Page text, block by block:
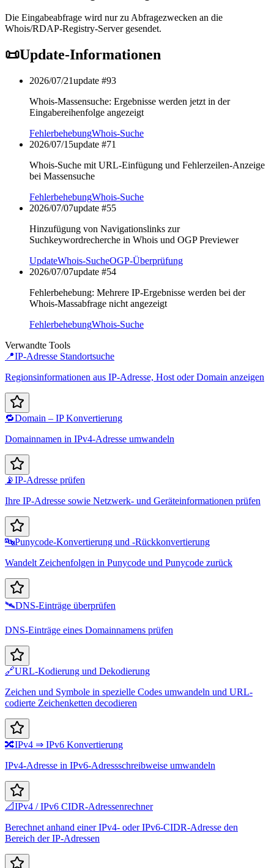
Die Eingabeabfrage wird nur zu Abfragezwecken an die
Whois/RDAP-Registry-Server gesendet.
📜Update-Informationen
2026/07/21update #93
Whois-Massensuche: Ergebnisse werden jetzt in der
Eingabereihenfolge angezeigt
FehlerbehebungWhois-Suche
2026/07/15update #71
Whois-Suche mit URL-Einfügung und Fehlerzeilen-Anzeige
bei Massensuche
FehlerbehebungWhois-Suche
2026/07/07update #55
Hinzufügung von Navigationslinks zur
Suchkeywordrecherche in Whois und OGP Previewer
UpdateWhois-SucheOGP-Überprüfung
2026/07/07update #54
Fehlerbehebung: Mehrere IP-Ergebnisse werden bei der
Whois-Massabfrage nicht angezeigt
FehlerbehebungWhois-Suche
Verwandte Tools
📍IP-Adresse Standortsuche
Regionsinformationen aus IP-Adresse, Host oder Domain anzeigen
🔁Domain – IP Konvertierung
Domainnamen in IPv4-Adresse umwandeln
📡IP-Adresse prüfen
Ihre IP-Adresse sowie Netzwerk- und Geräteinformationen prüfen
🔤Punycode-Konvertierung und -Rückkonvertierung
Wandelt Zeichenfolgen in Punycode und Punycode zurück
🛰️DNS-Einträge überprüfen
DNS-Einträge eines Domainnamens prüfen
🔗URL-Kodierung und Dekodierung
Zeichen und Symbole in spezielle Codes umwandeln und URL-
codierte Zeichenketten decodieren
🔀IPv4 ⇒ IPv6 Konvertierung
IPv4-Adresse in IPv6-Adressschreibweise umwandeln
📐IPv4 / IPv6 CIDR-Adressenrechner
Berechnet anhand einer IPv4- oder IPv6-CIDR-Adresse den
Bereich der IP-Adressen